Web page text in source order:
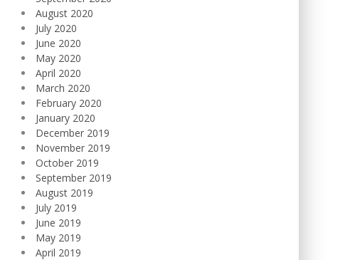
August 2020
July 2020
June 2020
May 2020
April 2020
March 2020
February 2020
January 2020
December 2019
November 2019
October 2019
September 2019
August 2019
July 2019
June 2019
May 2019
April 2019